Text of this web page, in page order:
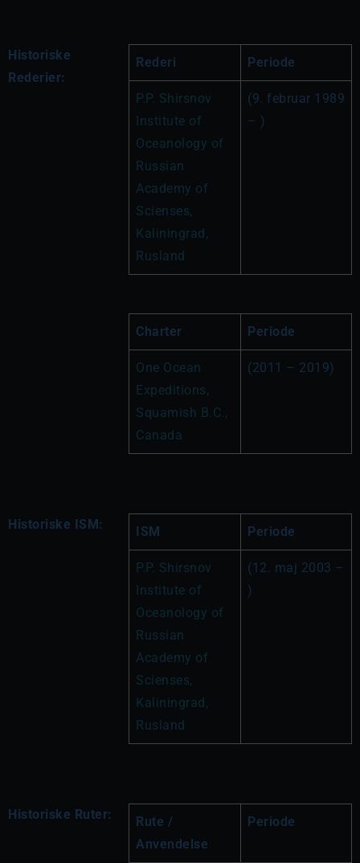
Historiske
Rederier:
Rederi Periode
P.P. Shirsnov
Institute of
Oceanology of
Russian
Academy of
Scienses,
Kaliningrad,
Rusland
(9. februar 1989
– )
Charter Periode
One Ocean
Expeditions,
Squamish B.C.,
Canada
(2011 – 2019)
Historiske ISM: ISM Periode
P.P. Shirsnov
Institute of
Oceanology of
Russian
Academy of
Scienses,
Kaliningrad,
Rusland
(12. maj 2003 –
)
Historiske Ruter:
Rute /
Anvendelse
Periode